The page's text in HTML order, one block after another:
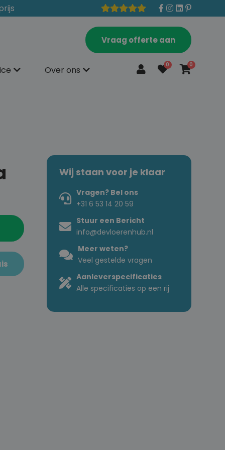
Vraag offerte aan
Over ons 0 0
Wij staan voor je klaar
Vragen? Bel ons
+31 6 53 14 20 59
Stuur een Bericht
info@devloerenhub.nl
Meer weten?
Veel gestelde vragen
Aanleverspecificaties
Alle specificaties op een rij